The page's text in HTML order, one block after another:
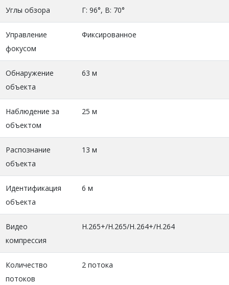
Углы обзора Г: 96°, В: 70°
Управление
фокусом
Фиксированное
Обнаружение
объекта
63 м
Наблюдение за
объектом
25 м
Распознание
объекта
13 м
Идентификация
объекта
6 м
Видео
компрессия
H.265+/H.265/H.264+/H.264
Количество
потоков
2 потока